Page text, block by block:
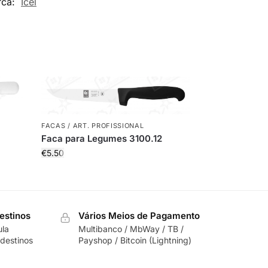
FACAS / ART. PROFISSIONAL
Faca para Legumes 3100.12
€5.50
Vários Meios de Pagamento
Multibanco / MbWay / TB /
Payshop / Bitcoin (Lightning)